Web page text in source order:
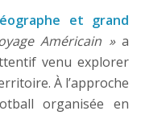
et grand
Américain »a
venu explorer
À l’approche
organisée en